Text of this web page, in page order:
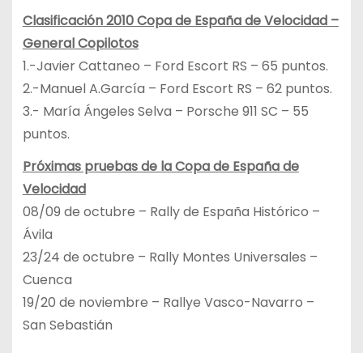
Clasificación 2010 Copa de España de Velocidad –
General Copilotos
1.-Javier Cattaneo – Ford Escort RS – 65 puntos.
2.-Manuel A.García – Ford Escort RS – 62 puntos.
3.- María Ángeles Selva – Porsche 911 SC – 55
puntos.
Próximas pruebas de la Copa de España de
Velocidad
08/09 de octubre – Rally de España Histórico –
Ávila
23/24 de octubre – Rally Montes Universales –
Cuenca
19/20 de noviembre – Rallye Vasco-Navarro –
San Sebastián